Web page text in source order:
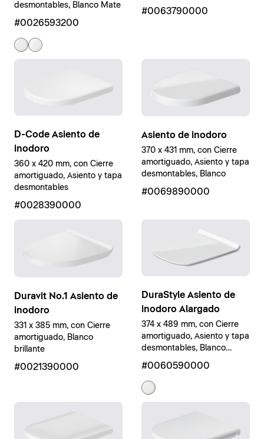
desmontables, Blanco Mate
#0026593200
#0063790000
D-Code Asiento de
inodoro
360 x 420 mm, con Cierre
amortiguado, Asiento y tapa
desmontables
#0028390000
Asiento de inodoro
370 x 431 mm, con Cierre
amortiguado, Asiento y tapa
desmontables, Blanco
#0069890000
Duravit No.1 Asiento de
inodoro
331 x 385 mm, con Cierre
amortiguado, Blanco
brillante
#0021390000
DuraStyle Asiento de
inodoro Alargado
374 x 489 mm, con Cierre
amortiguado, Asiento y tapa
desmontables, Blanco
brillante
#0060590000